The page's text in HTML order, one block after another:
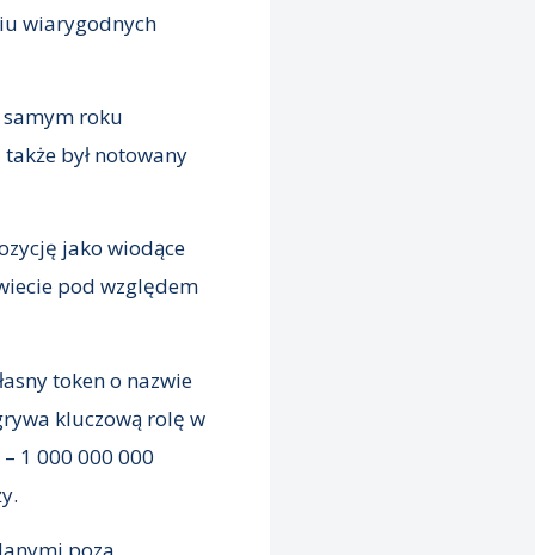
wiarygodnych
samym roku
był notowany
jako wiodące
pod względem
token o nazwie
kluczową rolę w
1 000 000 000